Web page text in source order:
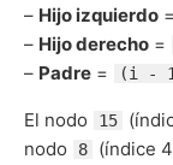
– Hijo izquierdo =
– Hijo derecho =
– Padre = (i -
El nodo 15
nodo
8 (índice